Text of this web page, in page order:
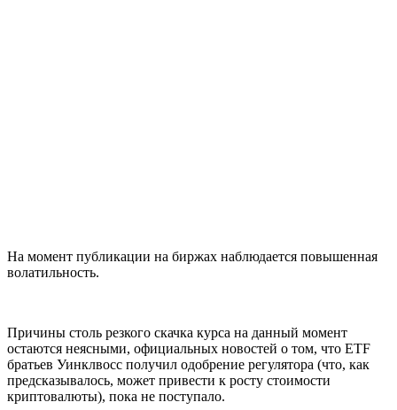
На момент публикации на биржах наблюдается повышенная
волатильность.
Причины столь резкого скачка курса на данный момент
остаются неясными, официальных новостей о том, что ETF
братьев Уинклвосс получил одобрение регулятора (что, как
предсказывалось, может привести к росту стоимости
криптовалюты), пока не поступало.